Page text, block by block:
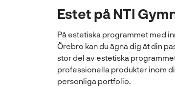
Estet på NTI
På estetiska programmet med
Örebro kan du ägna dig åt din
stor del av estetiska
professionella produkter inom
personliga portfolio.